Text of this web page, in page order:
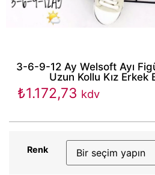
3-6-9-12 Ay Welsoft Ayı
Uzun Kollu Kız Erkek
₺1.172,73 kdv
Renk